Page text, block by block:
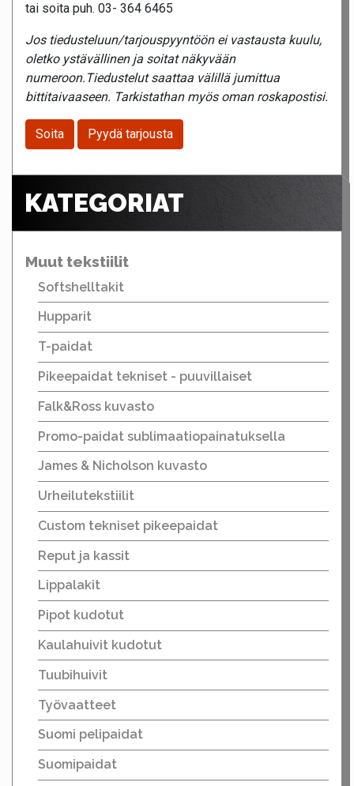
tai soita puh. 03- 364 6465
Jos tiedusteluun/tarjouspyyntöön ei vastausta kuulu,
oletko ystävällinen ja soitat näkyvään
numeroon.Tiedustelut saattaa välillä jumittua
bittitaivaaseen. Tarkistathan myös oman roskapostisi.
Soita Pyydä tarjousta
KATEGORIAT
Muut tekstiilit
Softshelltakit
Hupparit
T-paidat
Pikeepaidat tekniset - puuvillaiset
Falk&Ross kuvasto
Promo-paidat sublimaatiopainatuksella
James & Nicholson kuvasto
Urheilutekstiilit
Custom tekniset pikeepaidat
Reput ja kassit
Lippalakit
Pipot kudotut
Kaulahuivit kudotut
Tuubihuivit
Työvaatteet
Suomi pelipaidat
Suomipaidat